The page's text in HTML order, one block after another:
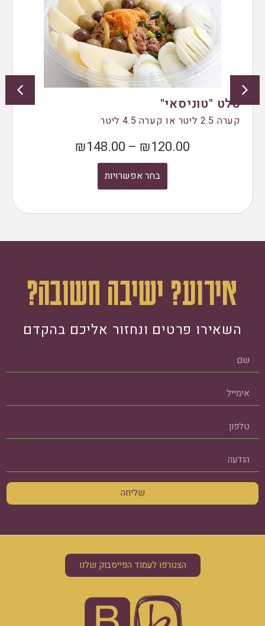
סלט "טוניסאי"
קערה 2.5 ליטר או קערה 4.5 ליטר
₪120.00
–
₪148.00
בחר אפשרויות
אירוע? ישיבה חשובה?
השאירו פרטים ונחזור אליכם בהקדם
שליחה
הצטרפו לעמוד הפייסבוק שלנו